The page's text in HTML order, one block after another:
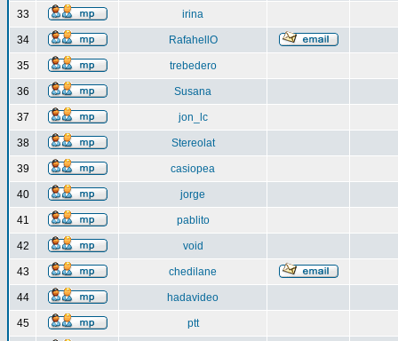
33 irina
34 RafahellO
35 trebedero
36 Susana
37 jon_lc
38 Stereolat
39 casiopea
40 jorge
41 pablito
42 void
43 chedilane
44 hadavideo
45 ptt